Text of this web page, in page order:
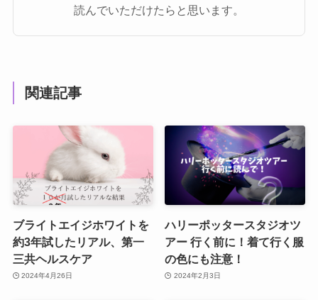
読んでいただけたらと思います。
関連記事
ブライトエイジホワイトを
約3年試したリアル、第一
三共ヘルスケア
2024年4月26日
ハリーポッタースタジオツ
アー 行く前に！着て行く服
の色にも注意！
2024年2月3日